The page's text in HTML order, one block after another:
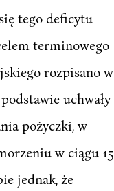
tego deficytu
terminowego
rozpisano w
uchwały
pożyczki, w
w ciągu 15
jednak, że